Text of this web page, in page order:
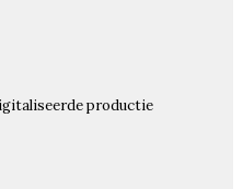
productie